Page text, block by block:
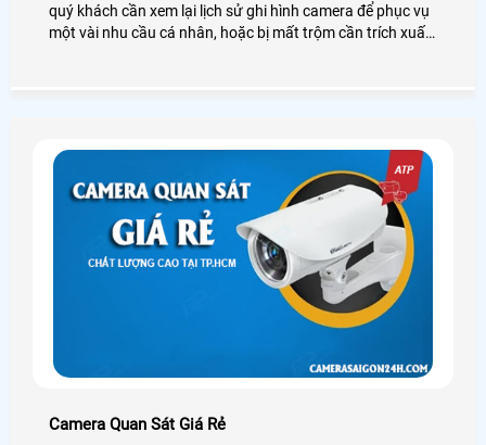
quý khách cần xem lại lịch sử ghi hình camera để phục vụ
một vài nhu cầu cá nhân, hoặc bị mất trộm cần trích xuất
Camera Quan Sát Giá Rẻ